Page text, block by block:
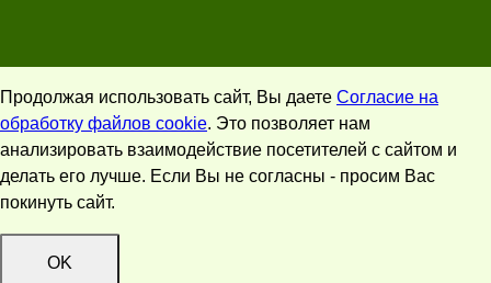
Продолжая использовать сайт, Вы даете Согласие на
обработку файлов cookie. Это позволяет нам
анализировать взаимодействие посетителей с сайтом и
делать его лучше. Если Вы не согласны - просим Вас
покинуть сайт.
OK